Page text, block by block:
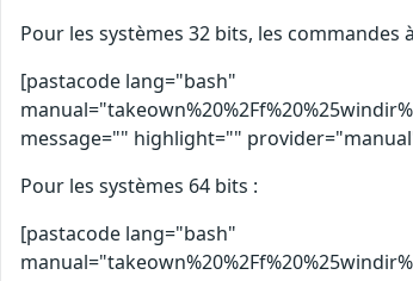
Pour les systèmes 32 bits, les
[pastacode lang="bash"
message="" highlight=""
Pour les systèmes 64 bits :
[pastacode lang="bash"